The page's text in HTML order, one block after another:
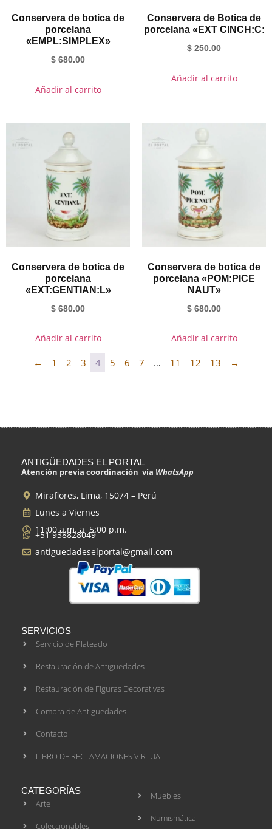
Conservera de botica de
porcelana
«EMPL:SIMPLEX»
$ 680.00
Añadir al carrito
Conservera de Botica de
porcelana «EXT CINCH:C:
$ 250.00
Añadir al carrito
Conservera de botica de
porcelana
«EXT:GENTIAN:L»
$ 680.00
Añadir al carrito
Conservera de botica de
porcelana «POM:PICE
NAUT»
$ 680.00
Añadir al carrito
← 1 2 3 4 5 6 7 … 11 12 13 →
ANTIGÜEDADES EL PORTAL
Atención previa coordinación vía WhatsApp
Miraflores, Lima, 15074 – Perú
Lunes a Viernes
11:00 a.m. a 5:00 p.m.
+51 938828049
antiguedadeselportal@gmail.com
SERVICIOS
Servicio de Plateado
Restauración de Antigüedades
Restauración de Figuras Decorativas
Compra de Antigüedades
Contacto
LIBRO DE RECLAMACIONES VIRTUAL
CATEGORÍAS
Arte
Coleccionables
Muebles
Numismática